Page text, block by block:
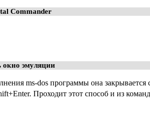
Commander
окно эмуляции
ms-dos программы она закрывается
Проходит этот способ и из